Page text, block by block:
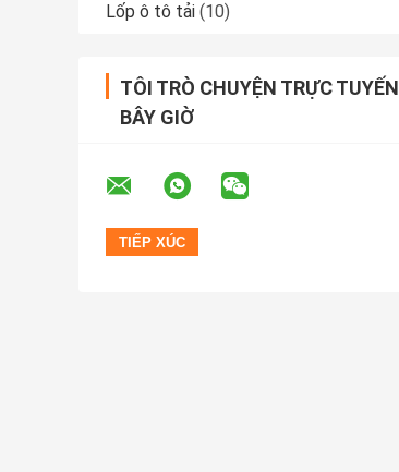
Lốp ô tô tải (10)
TÔI TRÒ CHUYỆN TRỰC TUYẾN
BÂY GIỜ